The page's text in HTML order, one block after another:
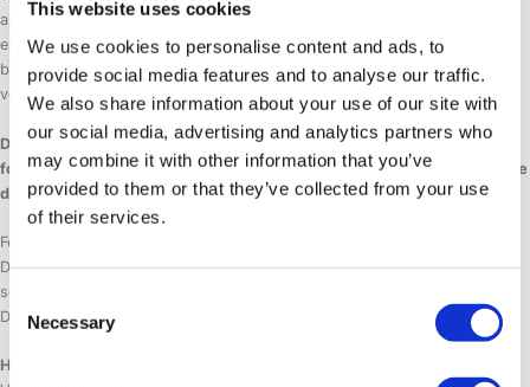
This website uses cookies
We use cookies to personalise content and ads, to
provide social media features and to analyse our traffic.
We also share information about your use of our site with
our social media, advertising and analytics partners who
may combine it with other information that you’ve
provided to them or that they’ve collected from your use
of their services.
Consent
Selection
Necessary
ansvarlig forretningsdrift. Vi har altid været dedikerede til at være mere
end blot en del af bæredygtighedstrenden, og kernen i vores
bæredygtige strategi er en dyb forpligtelse til at opmuntre og inspirere
vores gæster til at træffe bæredygtige valg.
Det er kendt, at omkring 82% af rejsende ønsker at gøre en positiv
forskel ved at rejse bæredygtigt, men kun få procent formår at omsætte
dette ønske til handling.Læs mere.
For os handler ægte bæredygtighed om mere end blot at følge en trend.
Det handler om at tage autentiske handlinger og skabe reel forandring,
som vi har gjort til en integreret del af vores daglige drift og værdier.
Derfor stiller vi os selv to centrale spørgsmål:
Hvad kan vores rejsende gøre?